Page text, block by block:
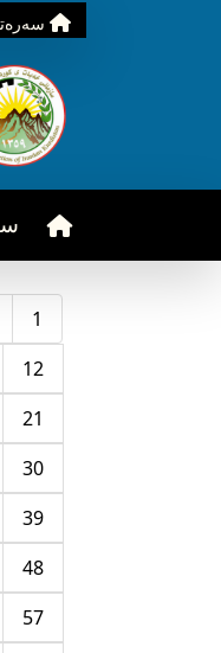
1
12
21
30
39
48
57